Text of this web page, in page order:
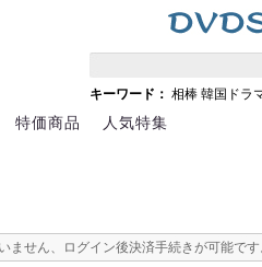
キーワード： 相棒 韓国ドラ
特価商品 人気特集
ません、ログイン後決済手続きが可能で